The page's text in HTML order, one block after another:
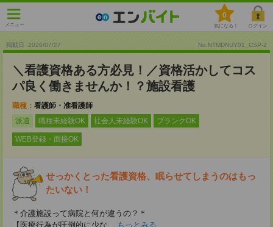
メニュー
0
気になる！ ログイン
掲載日 :2026/07/27 No.NTMDNUY01_CSP-2
＼看護資格ある方必見！／資格活かしてコス
パ良く働きませんか！？施設看護
職種： 看護師・准看護師
派遣
職種未経験OK 社会人未経験OK ブランクOK
WEB登録・面接OK
せっかくとった看護資格、眠らせてしまうのはもっ
たいない！
＊介護施設って病院と何が違うの？＊
【医療行為が圧倒的に少な ...もっとみる